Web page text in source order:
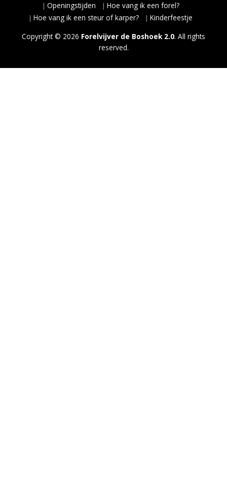
Openingstijden
Hoe vang ik een forel?
Hoe vang ik een steur of karper?
Kinderfeestje
Copyright © 2026 Forelvijver de Boshoek 2.0. All rights
reserved.